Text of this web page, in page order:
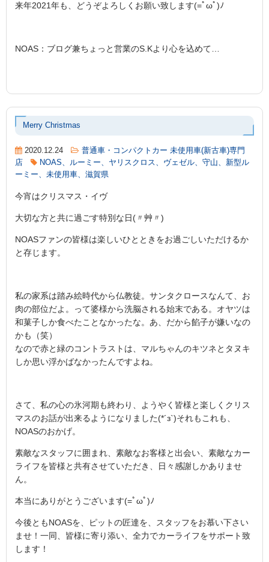
来年2021年も、どうぞよろしくお願い致します(=ﾟωﾟ)ﾉ
NOAS：ブログ兼ちょっと営業のS.Kより心を込めて…
Merry Christmas
2020.12.24
普通車・コンパクトカー 未使用車(新古車)専門
店
NOAS、ルーミー、ヤリスクロス、ヴェゼル、守山、新型ル
ーミー、未使用車、滋賀県
今宵はクリスマス・イヴ
大切な方と共に過ごす特別な日(〃艸〃)
NOASファンの皆様は楽しいひとときをお過ごしいただけるか
と存じます。
私の家系は踏み絵時代から仏教徒。サンタクロースなんて、お
肉の部位だよ。って婆様から洗脳される始末である。オヤツは
和菓子しか食べたことなかったな。あ、だから餡子が嫌いなの
かも（笑）
なので赤と緑のコントラストは、マルちゃんのキツネとタヌキ
しか思い浮かばなかったんですよね。
さて、私の心の氷河期も終わり、ようやく皆様と楽しくクリス
マスのお話が出来るようになりました(*´з`)それもこれも、
NOASのおかげ。
素敵なスタッフに囲まれ、素敵なお客様と出会い、素敵なカー
ライフを皆様と共有させていただき、日々感謝しかありませ
ん。
本当にありがとうございます(=ﾟωﾟ)ﾉ
今後ともNOASを、ピットの匠達を、スタッフをお慕い下さい
ませ！一同、皆様に寄り添い、全力でカーライフをサポート致
します！